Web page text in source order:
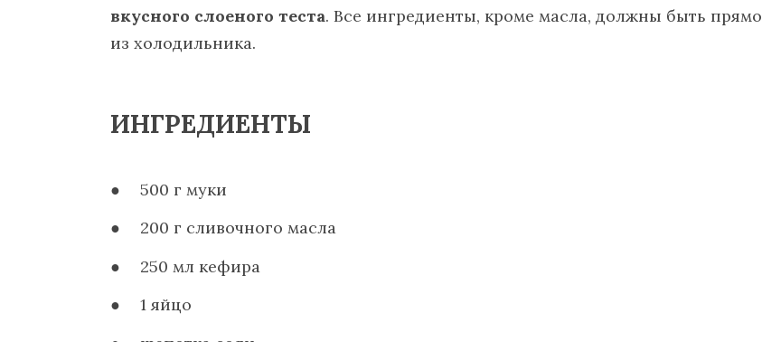
вкусного слоеного теста. Все ингредиенты, кроме масла, должны быть прямо
из холодильника.
ИНГРЕДИЕНТЫ
500 г муки
200 г сливочного масла
250 мл кефира
1 яйцо